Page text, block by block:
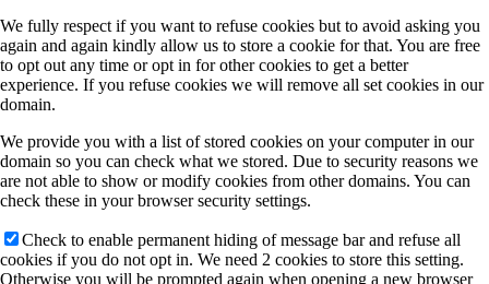
We fully respect if you want to refuse cookies but to avoid asking you
again and again kindly allow us to store a cookie for that. You are free
to opt out any time or opt in for other cookies to get a better
experience. If you refuse cookies we will remove all set cookies in our
domain.
We provide you with a list of stored cookies on your computer in our
domain so you can check what we stored. Due to security reasons we
are not able to show or modify cookies from other domains. You can
check these in your browser security settings.
Check to enable permanent hiding of message bar and refuse all
cookies if you do not opt in. We need 2 cookies to store this setting.
Otherwise you will be prompted again when opening a new browser